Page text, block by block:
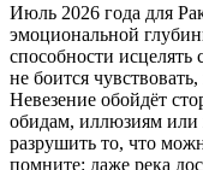
Июль 2026 года для
эмоциональной
способности исцелять
не боится
Невезение обойдёт
обидам, иллюзиям или
разрушить то, что
помните: даже река